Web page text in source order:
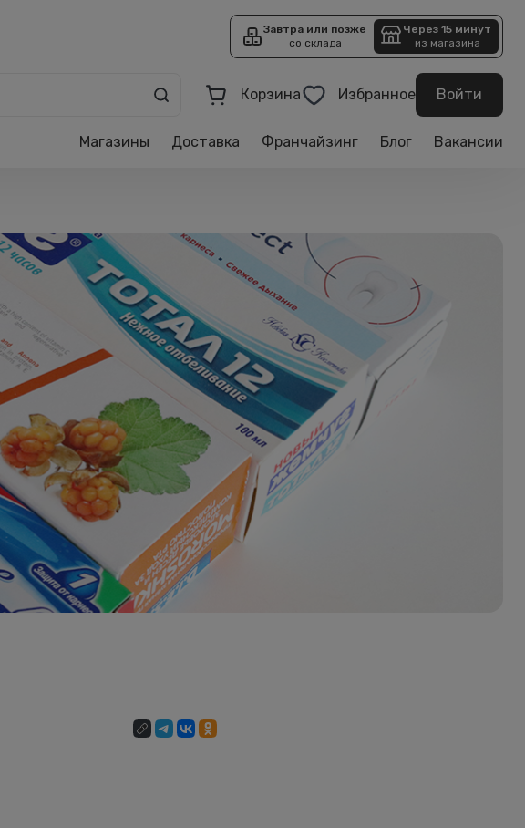
Завтра или позже
со склада
Через 15 минут
из магазина
Корзина Избранное Войти
Магазины Доставка Франчайзинг Блог Вакансии